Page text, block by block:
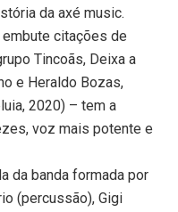
da axé music.
embute citações de
Tincoãs, Deixa a
e Heraldo Bozas,
2020) – tem a
voz mais potente e
da banda formada por
(percussão), Gigi